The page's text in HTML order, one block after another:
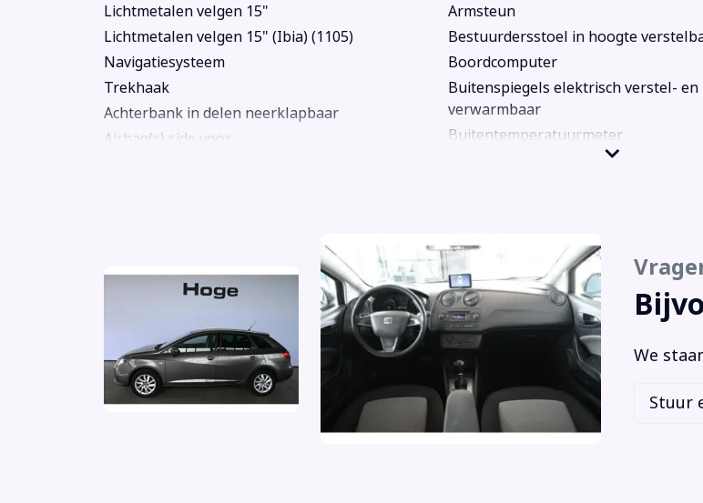
Lichtmetalen velgen 15"
Lichtmetalen velgen 15" (Ibia) (1105)
Navigatiesysteem
Trekhaak
Achterbank in delen neerklapbaar
Airbag(s) side voor
Armsteun
Bestuurdersstoel in hoogte
Boordcomputer
Buitenspiegels elektrisch verstel- en
verwarmbaar
Buitentemperatuurmeter
Bumpers in carrosseriekleur
We
Stuur